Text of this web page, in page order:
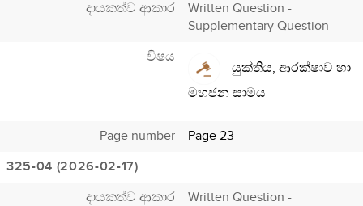
දායකත්ව ආකාර
Written Question -
Supplementary Question
විෂය
යුක්තිය, ආරක්ෂාව හා
මහජන සාමය
Page number
Page 23
325-04 (2026-02-17)
දායකත්ව ආකාර
Written Question -